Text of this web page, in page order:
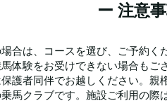
ー 注意
合は、コースを選び、ご予約
体験をお受けできない場合もご
護者同伴でお越しください。親
馬クラブです。施設ご利用の